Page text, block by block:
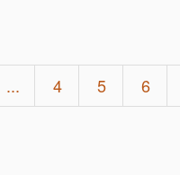
... 4 5 6